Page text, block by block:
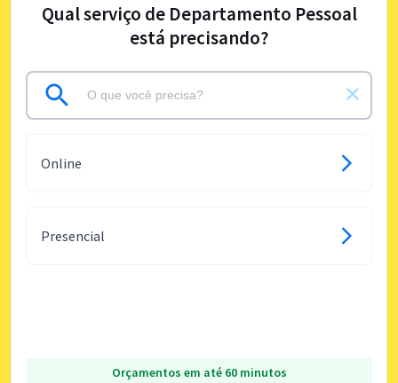
Qual serviço de Departamento Pessoal
está precisando?
Online
Presencial
Orçamentos em até 60 minutos